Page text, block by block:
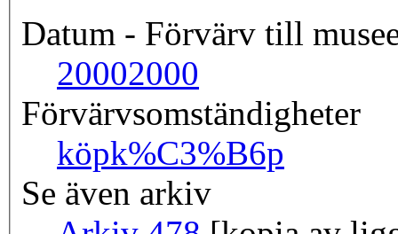
Datum - Förvärv till
20002000
Förvärvsomständigheter
köpk%C3%B6p
Se även arkiv